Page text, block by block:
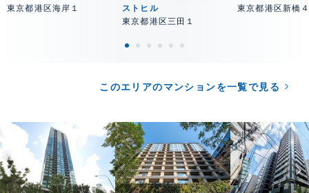
東京都港区海岸１
ストヒル
東京都港区三田１
東京都港区新橋
このエリアのマンションを一覧で見る